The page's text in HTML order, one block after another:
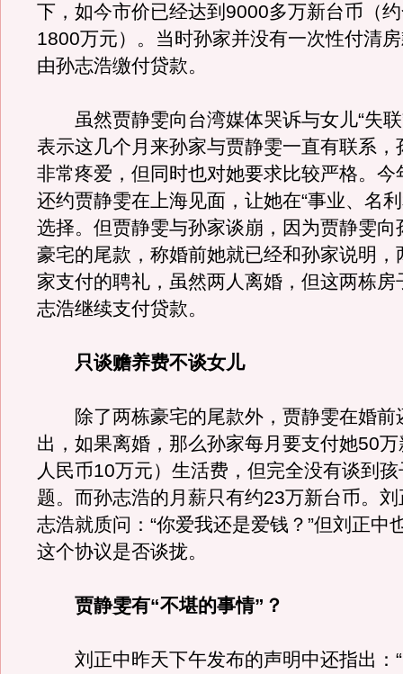
下，如今市价已经达到9000多万新台币（
1800万元）。当时孙家并没有一次性付清
由孙志浩缴付贷款。
虽然贾静雯向台湾媒体哭诉与女儿“失联
表示这几个月来孙家与贾静雯一直有联系，
非常疼爱，但同时也对她要求比较严格。今
还约贾静雯在上海见面，让她在“事业、名
选择。但贾静雯与孙家谈崩，因为贾静雯向
豪宅的尾款，称婚前她就已经和孙家说明，
家支付的聘礼，虽然两人离婚，但这两栋房
志浩继续支付贷款。
只谈赡养费不谈女儿
除了两栋豪宅的尾款外，贾静雯在婚前
出，如果离婚，那么孙家每月要支付她50
人民币10万元）生活费，但完全没有谈到
题。而孙志浩的月薪只有约23万新台币。
志浩就质问：“你爱我还是爱钱？”但刘正中
这个协议是否谈拢。
贾静雯有“不堪的事情”？
刘正中昨天下午发布的声明中还指出：